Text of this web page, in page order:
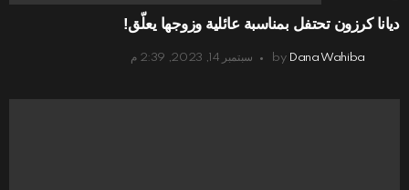
ديانا كرزون تحتفل بمناسبة عائلية وزوجها يعلّق!
by Dana Wahiba سبتمبر 14, 2023, 2:39 م